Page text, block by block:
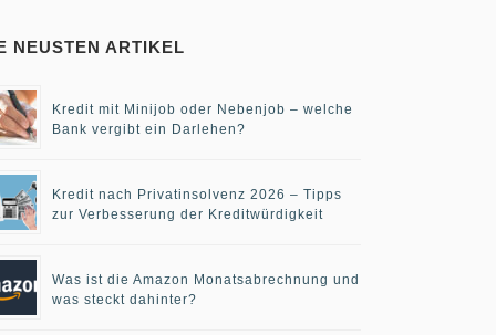
NEUSTEN ARTIKEL
Kredit mit Minijob oder Nebenjob – welche
Bank vergibt ein Darlehen?
Kredit nach Privatinsolvenz 2026 – Tipps
zur Verbesserung der Kreditwürdigkeit
Was ist die Amazon Monatsabrechnung und
was steckt dahinter?